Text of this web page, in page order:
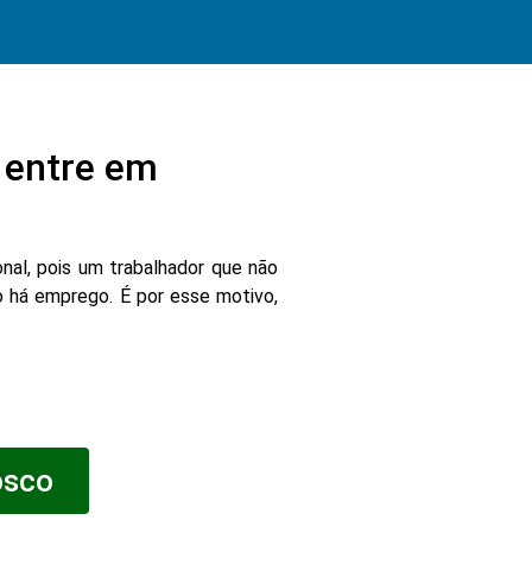
entre em
pois um trabalhador que não
emprego. É por esse motivo,